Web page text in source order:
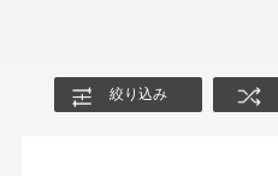
絞り込み